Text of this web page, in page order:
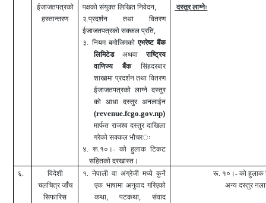
ईजाजतपत्रको
हस्तान्तरण
पक्षको संयुक्त लिखित निवेदन,
२.प्रदर्शन तथा वितरण
ईजाजतपत्रको सक्कल प्रति,
३. नियम बमोजिमकोएभरेष्ट बैंक
लिमिटेडअथवाराष्ट्रिय
वाणिज्य बैंक
सिंहदरबार
शाखामा प्रदर्शन तथा वितरण
ईजाजतपत्रको लाग्ने दस्तुर
को आधा दस्तुर अनलाईन
(revenue.fcgo.gov.np)
मार्फत राजश्व दस्तुर दाखिला
गरेको सक्कल भौचरः
४. रू.१०।- को हुलाक टिकट
सहितको दरखास्त।
दस्तुर लाग्नेः
६.
विदेशी
चलचित्र जाँच
सिफारिस
१. नेपाली वा अंग्रेजी मध्ये कुनै
एक भाषामा अनुवाद गरिएको
कथा,पटकथा, संवाद
रू. १०।- को हुलाक
अन्य दस्तुर